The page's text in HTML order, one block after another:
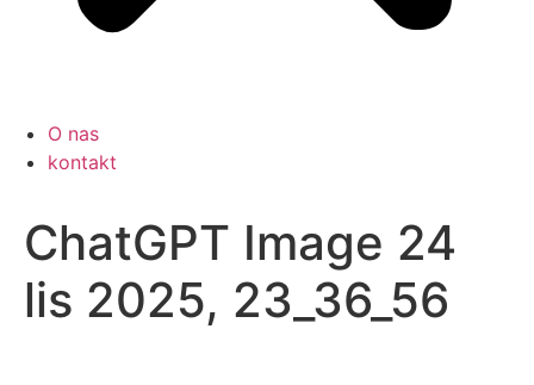
O nas
kontakt
ChatGPT Image 24
lis 2025, 23_36_56